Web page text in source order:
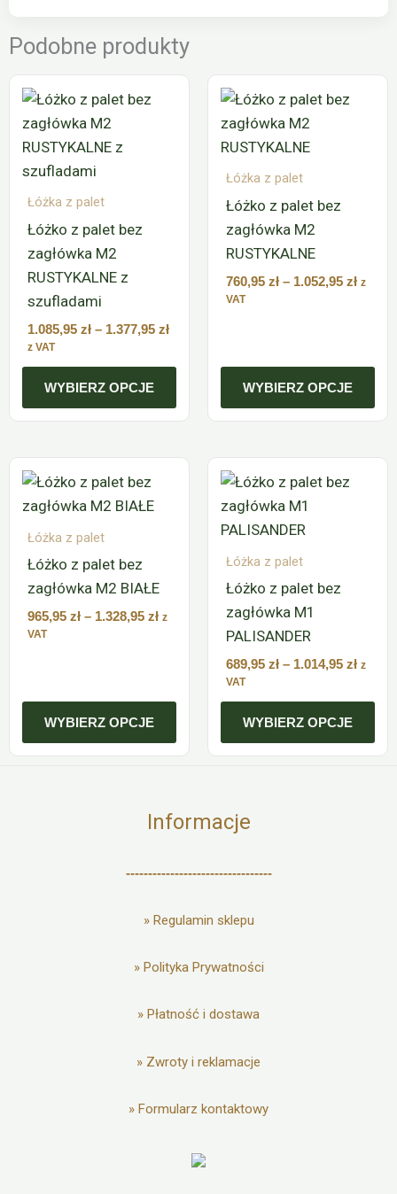
Podobne produkty
Łóżka z palet
Łóżko z palet bez
zagłówka M2
RUSTYKALNE z
szufladami
1.085,95 zł – 1.377,95 zł
Zakres
1.085,95 zł
z VAT
WYBIERZ OPCJE
Ten
produkt
ma
wiele
wariantów.
Opcje
można
wybrać
na
stronie
produktu
Łóżka z palet
Łóżko z palet bez
zagłówka M2
RUSTYKALNE
760,95 zł – 1.052,95 zł
Zakres
z
VAT
WYBIERZ OPCJE
Ten
produkt
ma
wiele
wariantów.
Opcje
można
wybrać
na
stronie
Łóżka z palet
Łóżko z palet bez
zagłówka M2 BIAŁE
965,95 zł – 1.328,95 zł
Zakres
z
VAT
WYBIERZ OPCJE
Ten
produkt
ma
wiele
wariantów.
Opcje
można
wybrać
produktu
Łóżka z palet
Łóżko z palet bez
zagłówka M1
PALISANDER
689,95 zł – 1.014,95 zł
Zakres
z
VAT
WYBIERZ OPCJE
Ten
produkt
ma
wiele
wariantów.
Opcje
można
wybrać
na
stronie
produktu
Informacje
---------------------------------
» Regulamin sklepu
» Polityka Prywatności
» Płatność i dostawa
» Zwroty i reklamacje
» Formularz kontaktowy